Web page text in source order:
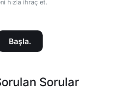
hızla ihraç et.
Başla.
Sorular